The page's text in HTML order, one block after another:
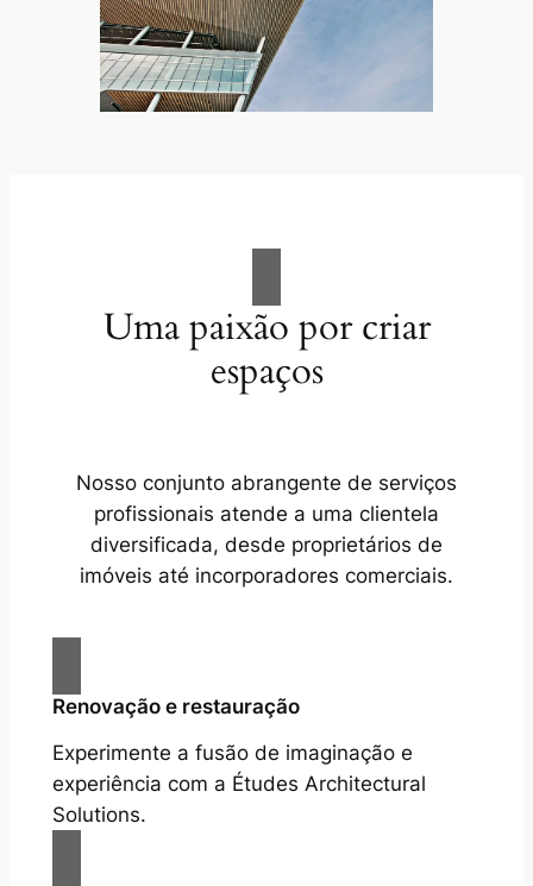
Uma paixão por criar
espaços
Nosso conjunto abrangente de serviços
profissionais atende a uma clientela
diversificada, desde proprietários de
imóveis até incorporadores comerciais.
Renovação e restauração
Experimente a fusão de imaginação e
experiência com a Études Architectural
Solutions.